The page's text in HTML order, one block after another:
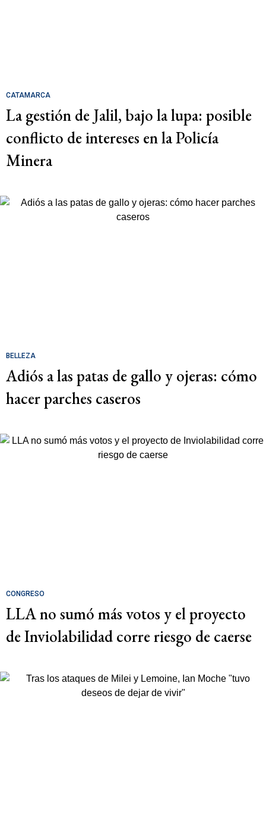
CATAMARCA
La gestión de Jalil, bajo la lupa: posible
conflicto de intereses en la Policía
Minera
BELLEZA
Adiós a las patas de gallo y ojeras: cómo
hacer parches caseros
CONGRESO
LLA no sumó más votos y el proyecto
de Inviolabilidad corre riesgo de caerse